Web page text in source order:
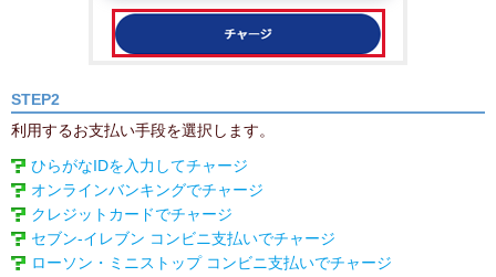
STEP2
利用するお支払い手段を選択します。
ひらがなIDを入力してチャージ
オンラインバンキングでチャージ
クレジットカードでチャージ
セブン‐イレブン コンビニ支払いでチャージ
ローソン・ミニストップ コンビニ支払いでチャージ